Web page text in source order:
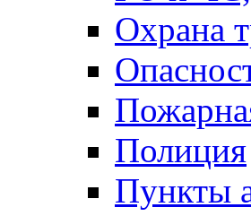
Охрана
Полиция
Пункты